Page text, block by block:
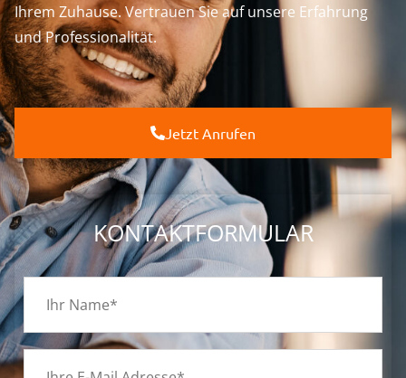
Ihrem Zuhause. Vertrauen Sie auf unsere Erfahrung
und Professionalität.
Jetzt Anrufen
KONTAKTFORMULAR